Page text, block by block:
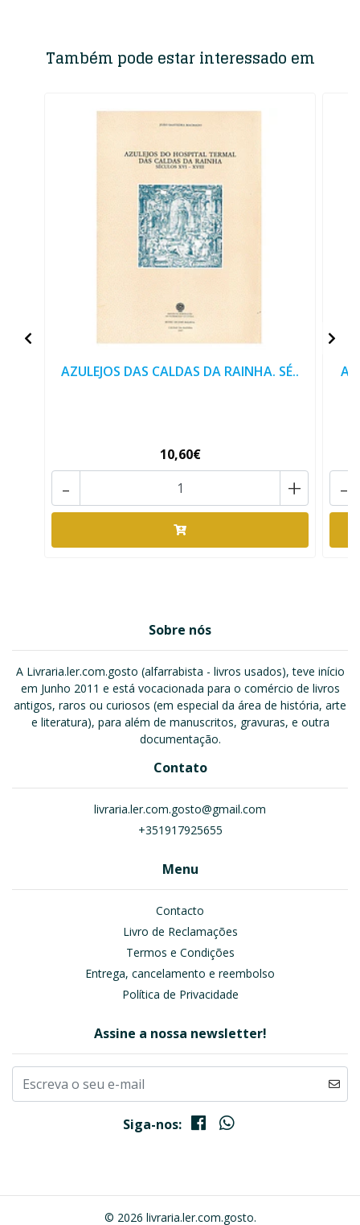
Também pode estar interessado em
AZULEJOS DAS CALDAS DA RAINHA. SÉ..
10,60€
+
-
A
-
Sobre nós
A Livraria.ler.com.gosto (alfarrabista - livros usados), teve início
em Junho 2011 e está vocacionada para o comércio de livros
antigos, raros ou curiosos (em especial da área de história, arte
e literatura), para além de manuscritos, gravuras, e outra
documentação.
Contato
livraria.ler.com.gosto@gmail.com
+351917925655
Menu
Contacto
Livro de Reclamações
Termos e Condições
Entrega, cancelamento e reembolso
Política de Privacidade
Assine a nossa newsletter!
Siga-nos:
© 2026 livraria.ler.com.gosto.